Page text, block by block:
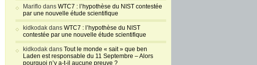
Mariflo dans WTC7 : l’hypothèse du NIST contestée
par une nouvelle étude scientifique
kidkodak dans WTC7 : l’hypothèse du NIST
contestée par une nouvelle étude scientifique
kidkodak dans Tout le monde « sait » que ben
Laden est responsable du 11 Septembre – Alors
pourquoi n’y a-t-il aucune preuve ?